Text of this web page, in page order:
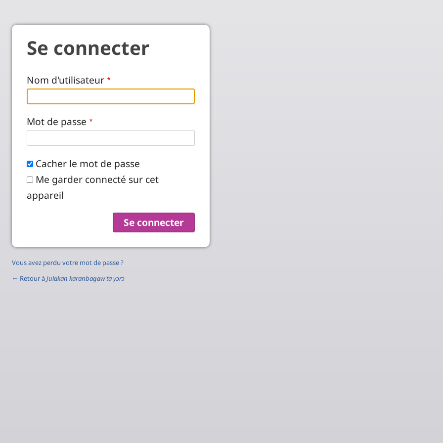
Se connecter
Nom d'utilisateur
Mot de passe
Cacher le mot de passe
Me garder connecté sur cet
appareil
Vous avez perdu votre mot de passe ?
← Retour àJulakan karanbagaw ta yɔrɔ